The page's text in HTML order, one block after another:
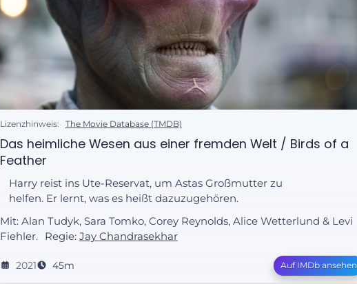
Lizenzhinweis: The Movie Database (TMDB)
Das heimliche Wesen aus einer fremden Welt / Birds of a
Feather
Harry reist ins Ute-Reservat, um Astas Großmutter zu
helfen. Er lernt, was es heißt dazuzugehören.
Mit: Alan Tudyk, Sara Tomko, Corey Reynolds, Alice Wetterlund & Levi
Fiehler.
Regie: Jay Chandrasekhar
2021 45m Auf IMDb ansehen